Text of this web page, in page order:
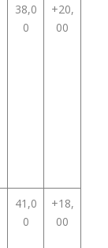
38,0
0
+20,
00
41,0
0
+18,
00